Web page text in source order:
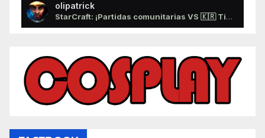
olipatrick
StarCraft: ¡Partidas comunitarias VS 🇰🇷 TigerArtist!